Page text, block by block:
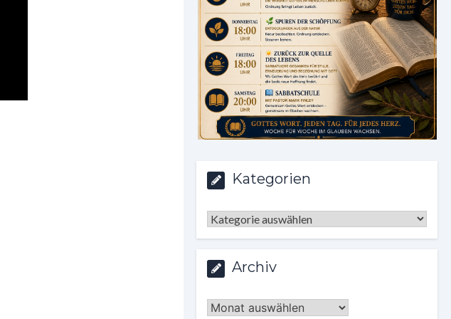
Kategorien
Kategorien
Archiv
Archiv